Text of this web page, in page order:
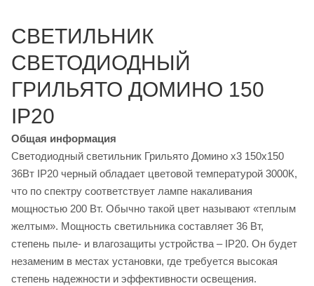
СВЕТИЛЬНИК
СВЕТОДИОДНЫЙ
ГРИЛЬЯТО ДОМИНО 150
IP20
Общая информация
Светодиодный светильник Грильято Домино х3 150х150
36Вт IP20 черный обладает цветовой температурой 3000К,
что по спектру соответствует лампе накаливания
мощностью 200 Вт. Обычно такой цвет называют «теплым
желтым». Мощность светильника составляет 36 Вт,
степень пыле- и влагозащиты устройства – IP20. Он будет
незаменим в местах установки, где требуется высокая
степень надежности и эффективности освещения.